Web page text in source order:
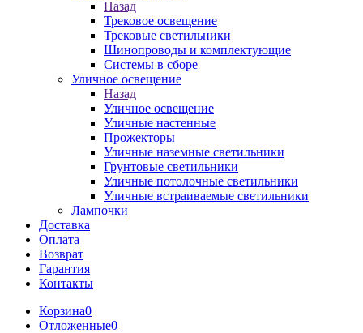
Назад
Трековое освещение
Трековые светильники
Шинопроводы и комплектующие
Системы в сборе
Уличное освещение
Назад
Уличное освещение
Уличные настенные
Прожекторы
Уличные наземные светильники
Грунтовые светильники
Уличные потолочные светильники
Уличные встраиваемые светильники
Лампочки
Доставка
Оплата
Возврат
Гарантия
Контакты
Корзина0
Отложенные0